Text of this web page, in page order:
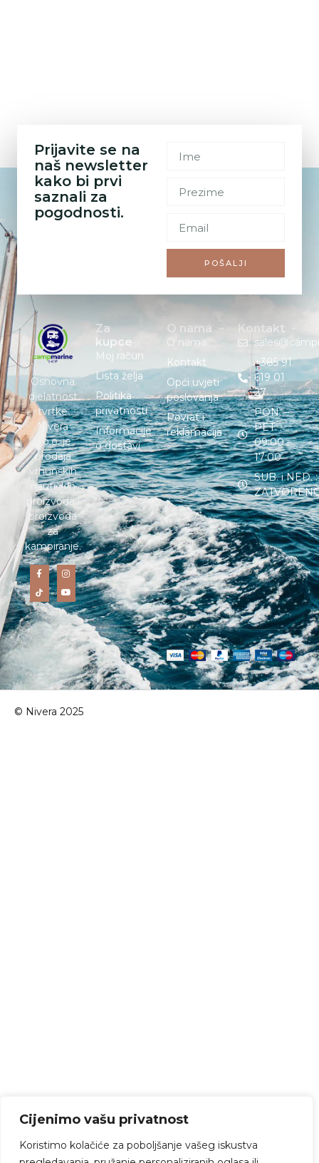
Cijenimo vašu privatnost
Koristimo kolačiće za poboljšanje vašeg iskustva
Prijavite se na
naš newsletter
kako bi prvi
saznali za
pogodnosti.
POŠALJI
Osnovna
djelatnost
tvrtke
Nivera
d.o.o. je
prodaja
vrhunskih
nautičkih
proizvoda i
proizvoda
za
kampiranje.
Za
kupce
Moj račun
Lista želja
Politika
privatnosti
Informacije
o dostavi
O nama
O nama
Kontakt
Opći uvjeti
poslovanja
Povrat i
reklamacija
Kontakt
+385 91
619 01
27
PON. –
PET. :
09:00 –
17:00
SUB. i NED. :
© Nivera 2025